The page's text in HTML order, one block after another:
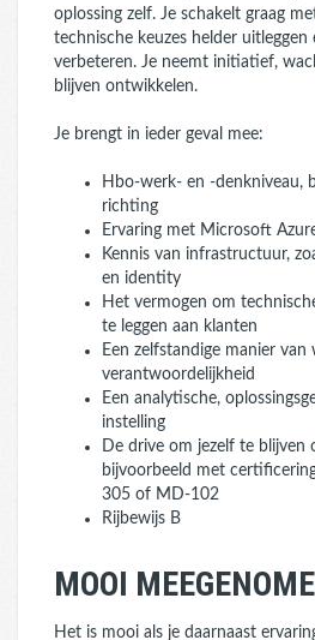
oplossing zelf. Je schakelt graag
technische keuzes helder uitleggen
verbeteren. Je neemt initiatief,
blijven ontwikkelen.
Je brengt in ieder geval mee:
Hbo-werk- en -denkniveau,
richting
Ervaring met Microsoft
Kennis van infrastructuur,
en identity
Het vermogen om
te leggen aan klanten
Een zelfstandige manier
verantwoordelijkheid
Een analytische,
instelling
De drive om jezelf te blijven
bijvoorbeeld met
305 of MD-102
Rijbewijs B
MOOI
Het is mooi als je daarnaast